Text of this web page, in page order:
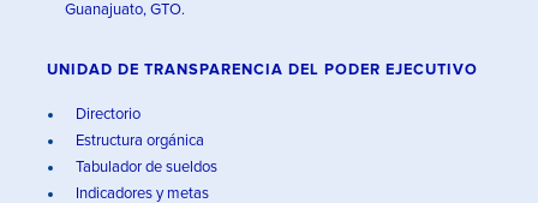
Guanajuato, GTO.
UNIDAD DE TRANSPARENCIA DEL PODER EJECUTIVO
Directorio
Estructura orgánica
Tabulador de sueldos
Indicadores y metas